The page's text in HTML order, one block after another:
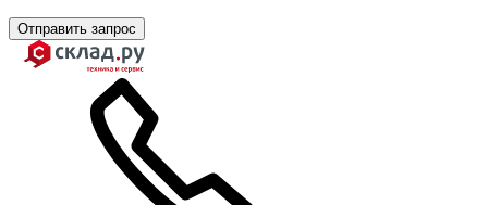
Отправить запрос